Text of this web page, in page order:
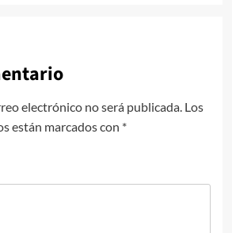
electrónico no será publicada. Los
están marcados con *